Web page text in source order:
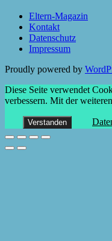
Eltern-Magazin
Kontakt
Datenschutz
Impressum
Proudly powered by
Diese Seite verwendet
verbessern. Mit der
Verstanden